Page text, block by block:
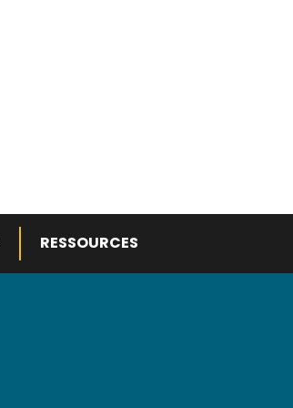
RESSOURCES